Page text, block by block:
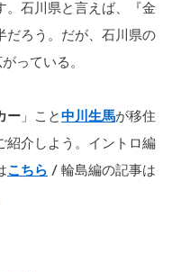
。石川県と言えば、『金
だろう。だが、石川県の
がっている。
ー 」こと 中川生馬が移住
紹介しよう。イントロ編
こちら / 輪島編の記事は